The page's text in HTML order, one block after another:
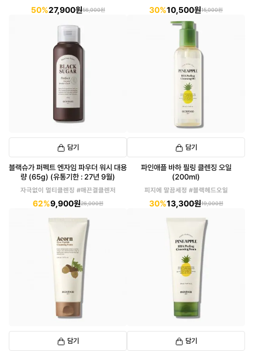
50%27,900원56,000원 30%10,500원15,000원
담기
블랙슈가 퍼펙트 엔자임 파우더 워시 대용
량 (65g) (유통기한 : 27년 9월)
자극없이 멀티클렌징 #매끈결클렌저
62%9,900원26,000원
담기
파인애플 바하 필링 클렌징 오일
(200ml)
피지에 말끔세정 #블랙헤드오일
30%13,300원19,000원
담기 담기